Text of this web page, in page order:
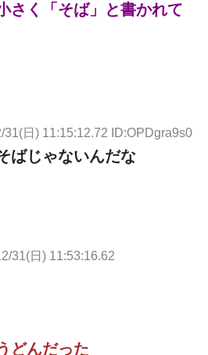
さく「そば」と書かれて
31(日) 11:15:12.72 ID:OPDgra9s0
ばじゃないんだな
31(日) 11:53:16.62
どんだった